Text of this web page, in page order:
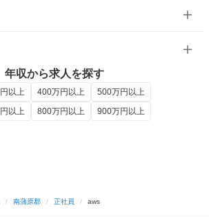
年収から求人を探す
以上 400万円以上
500万円以上
以上 800万円以上
900万円以上
/ 南蒲原郡 / 正社員 / aws